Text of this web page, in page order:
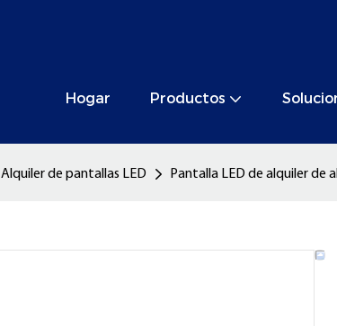
Hogar Productos
Alquiler de pantallas LED Pantalla LED de alquiler de